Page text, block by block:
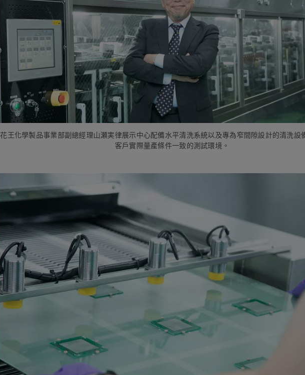
花王化學製品事業部副總經理山瀬実律展示中心配備水平清洗系統以及專為窄間隙設計的清洗設
客戶實際量產條件一致的測試環境。